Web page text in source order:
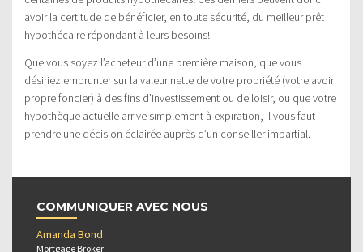
avoir la certitude de bénéficier, en toute sécurité, du meilleur prêt
hypothécaire répondant à leurs besoins!
Que vous soyez l’acheteur d’une première maison, que vous
désiriez emprunter sur la valeur nette de votre propriété (votre avoir
propre foncier) à des fins d’investissement ou de loisir, ou que votre
hypothèque actuelle arrive simplement à expiration, il vous faut
prendre une décision éclairée auprès d’un conseiller impartial.
COMMUNIQUER AVEC NOUS
Amanda Bond
Mortgage Broker